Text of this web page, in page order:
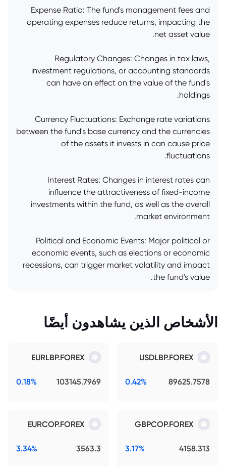
Expense Ratio: The fund's management fees and
operating expenses reduce returns, impacting the
net asset value.
Regulatory Changes: Changes in tax laws,
investment regulations, or accounting standards
can have an effect on the value of the fund's
holdings.
Currency Fluctuations: Exchange rate variations
between the fund's base currency and the currencies
of the assets it invests in can cause price
fluctuations.
Interest Rates: Changes in interest rates can
influence the attractiveness of fixed-income
investments within the fund, as well as the overall
market environment.
Political and Economic Events: Major political or
economic events, such as elections or economic
recessions, can trigger market volatility and impact
the fund's value.
الأشخاص الذين يشاهدون أيضًا
USDLBP.FOREX
89625.7578
0.42%
EURLBP.FOREX
103145.7969
0.18%
GBPCOP.FOREX
4158.313
3.17%
EURCOP.FOREX
3563.3
3.34%